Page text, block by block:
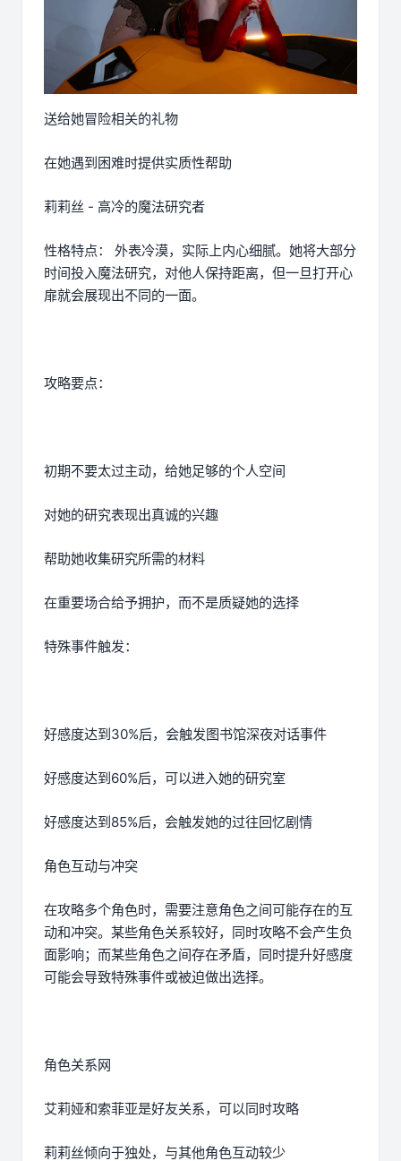
送给她冒险相关的礼物
在她遇到困难时提供实质性帮助
莉莉丝 - 高冷的魔法研究者
性格特点： 外表冷漠，实际上内心细腻。她将大部分
时间投入魔法研究，对他人保持距离，但一旦打开心
扉就会展现出不同的一面。
攻略要点：
初期不要太过主动，给她足够的个人空间
对她的研究表现出真诚的兴趣
帮助她收集研究所需的材料
在重要场合给予拥护，而不是质疑她的选择
特殊事件触发：
好感度达到30%后，会触发图书馆深夜对话事件
好感度达到60%后，可以进入她的研究室
好感度达到85%后，会触发她的过往回忆剧情
角色互动与冲突
在攻略多个角色时，需要注意角色之间可能存在的互
动和冲突。某些角色关系较好，同时攻略不会产生负
面影响；而某些角色之间存在矛盾，同时提升好感度
可能会导致特殊事件或被迫做出选择。
角色关系网
艾莉娅和索菲亚是好友关系，可以同时攻略
莉莉丝倾向于独处，与其他角色互动较少